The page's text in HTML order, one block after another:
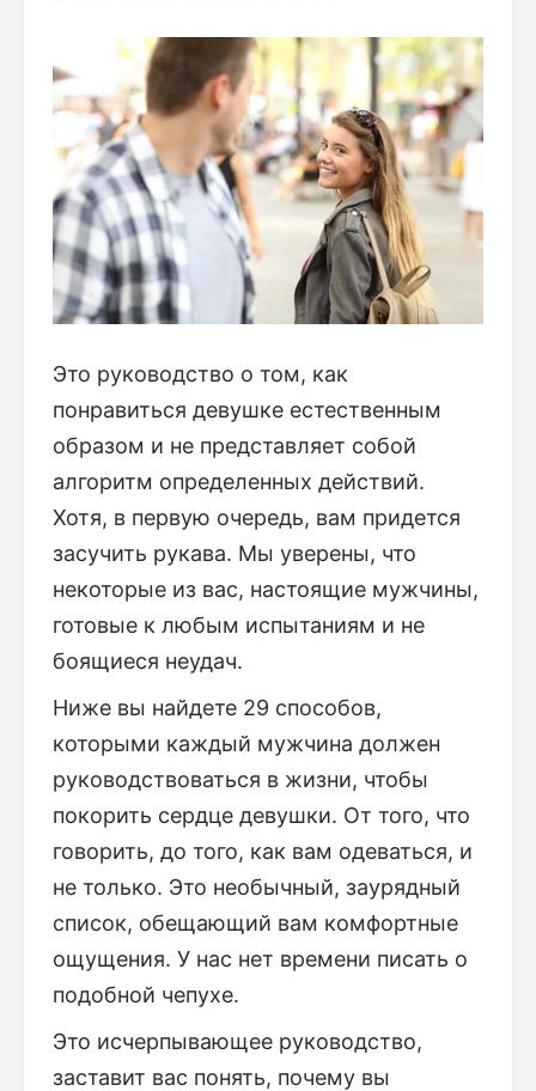
Это руководство о том, как
понравиться девушке естественным
образом и не представляет собой
алгоритм определенных действий.
Хотя, в первую очередь, вам придется
засучить рукава. Мы уверены, что
некоторые из вас, настоящие мужчины,
готовые к любым испытаниям и не
боящиеся неудач.
Ниже вы найдете 29 способов,
которыми каждый мужчина должен
руководствоваться в жизни, чтобы
покорить сердце девушки. От того, что
говорить, до того, как вам одеваться, и
не только. Это необычный, заурядный
список, обещающий вам комфортные
ощущения. У нас нет времени писать о
подобной чепухе.
Это исчерпывающее руководство,
заставит вас понять, почему вы